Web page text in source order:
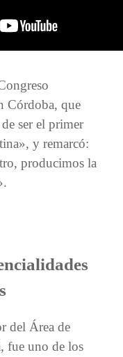
Córdoba, que
ser el primer
y remarcó:
producimos la
del Área de
fue uno de los